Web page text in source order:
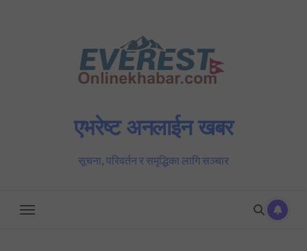
एभरेष्ट अनलाईन खबर
सूचना, परिवर्तन र समृद्धिका लागि सञ्चार